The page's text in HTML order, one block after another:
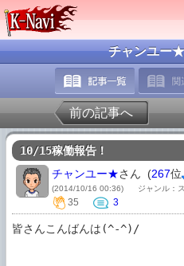
チャンユー
前の記事へ
10/15稼働報告！
チャンユー★さん (267位
(2014/10/16 00:36) ジャンル：
35 3
皆さんこんばんは(^-^)/